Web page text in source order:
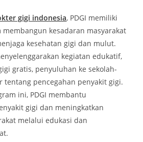
gigi indonesia, PDGI memiliki
kesadaran masyarakat
kesehatan gigi dan mulut.
kegiatan edukatif,
gratis, penyuluhan ke sekolah-
tentang pencegahan penyakit gigi.
ini, PDGI membantu
gigi dan meningkatkan
melalui edukasi dan